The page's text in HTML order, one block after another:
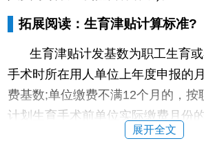
拓展阅读：生育津贴计算标准?
生育津贴计发基数为职工生育
手术时所在用人单位上年度申报的
费基数;单位缴费不满12个月的，按
计划生育手术前单位实际缴费月份
费基数计算。按照顺产158天、助
展开全文